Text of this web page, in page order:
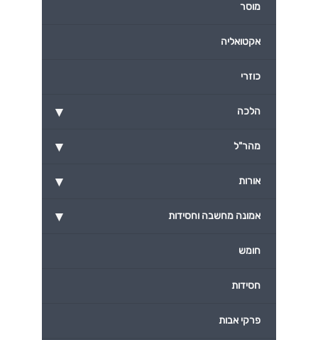
מוסר
אקטואליה
כוזרי
▾ הלכה
▾ מהר"ל
▾ אורות
▾ אמונה מחשבה וחסידות
חומש
חסידות
פרקי אבות